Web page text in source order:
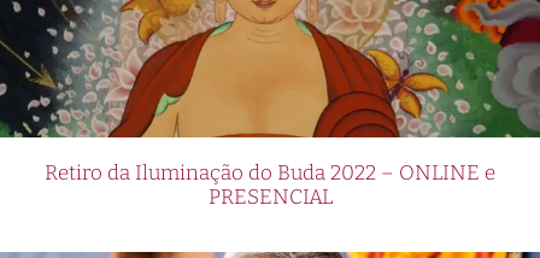
Retiro da Iluminação do Buda 2022 – ONLINE e
PRESENCIAL